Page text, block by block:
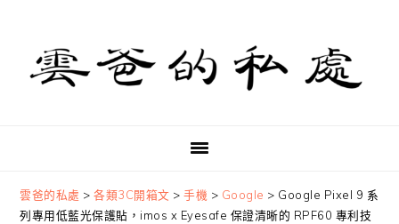
primary
navigation
content
primary
sidebar
雲爸的私處 >各類3C開箱文 >手機 > Google > Google Pixel 9 系
列專用低藍光保護貼，imos x Eyesafe 保證清晰的 RPF60 專利技